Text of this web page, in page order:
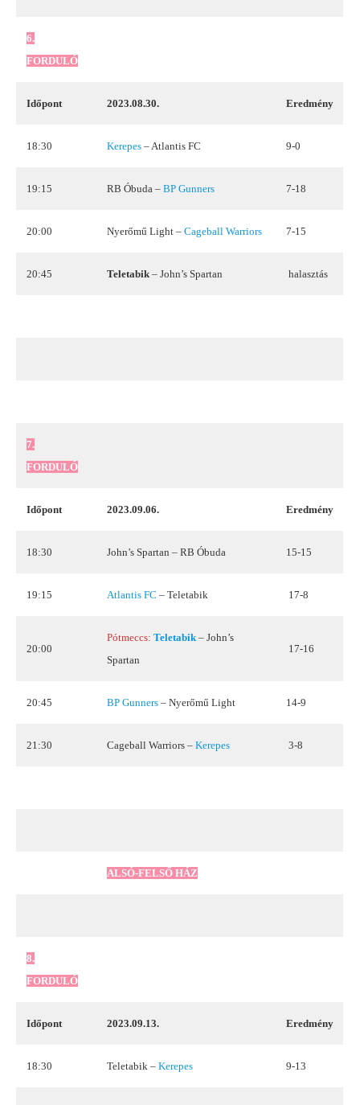
6.
FORDULÓ
Időpont 2023.08.30. Eredmény
18:30 Kerepes – Atlantis FC 9-0
19:15 RB Óbuda – BP Gunners 7-18
20:00 Nyerőmű Light – Cageball Warriors 7-15
20:45 Teletabik – John’s Spartan halasztás
7.
FORDULÓ
Időpont 2023.09.06. Eredmény
18:30 John’s Spartan – RB Óbuda 15-15
19:15 Atlantis FC – Teletabik 17-8
20:00
Pótmeccs: Teletabik – John’s
Spartan
17-16
20:45 BP Gunners – Nyerőmű Light 14-9
21:30 Cageball Warriors – Kerepes 3-8
ALSÓ-FELSŐ HÁZ
8.
FORDULÓ
Időpont 2023.09.13. Eredmény
18:30 Teletabik – Kerepes 9-13